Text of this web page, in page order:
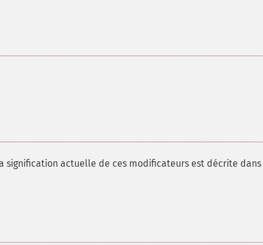
signification actuelle de ces modificateurs est décrite dans